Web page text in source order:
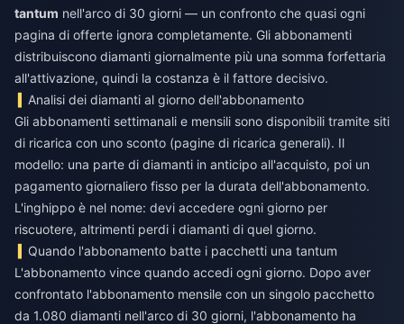
tantum nell'arco di 30 giorni — un confronto che quasi ogni
pagina di offerte ignora completamente. Gli abbonamenti
distribuiscono diamanti giornalmente più una somma forfettaria
all'attivazione, quindi la costanza è il fattore decisivo.
Analisi dei diamanti al giorno dell'abbonamento
Gli abbonamenti settimanali e mensili sono disponibili tramite siti
di ricarica con uno sconto (pagine di ricarica generali). Il
modello: una parte di diamanti in anticipo all'acquisto, poi un
pagamento giornaliero fisso per la durata dell'abbonamento.
L'inghippo è nel nome: devi accedere ogni giorno per
riscuotere, altrimenti perdi i diamanti di quel giorno.
Quando l'abbonamento batte i pacchetti una tantum
L'abbonamento vince quando accedi ogni giorno. Dopo aver
confrontato l'abbonamento mensile con un singolo pacchetto
da 1.080 diamanti nell'arco di 30 giorni, l'abbonamento ha